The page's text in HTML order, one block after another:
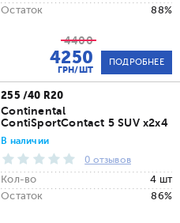
Остаток
88%
4400
4250
ГРН/ШТ
ПОДРОБНЕЕ
255 /40 R20
Continental
ContiSportContact 5 SUV x2x4
В наличии
0 отзывов
Кол-во
4 шт
Остаток
86%